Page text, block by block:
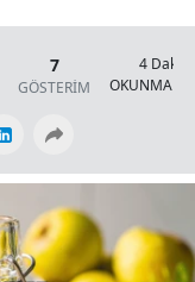
7
GÖSTERİM
4 Dakika
OKUNMA